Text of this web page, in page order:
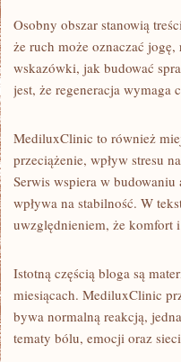
Osobny obszar stanowią
że ruch może oznaczać
wskazówki, jak budować
jest, że regeneracja wymaga
MediluxClinic to również
przeciążenie, wpływ stresu
Serwis wspiera w
wpływa na stabilność. W
uwzględnieniem, że komfort
Istotną częścią bloga są
miesiącach. MediluxClinic
bywa normalną reakcją,
tematy bólu, emocji oraz